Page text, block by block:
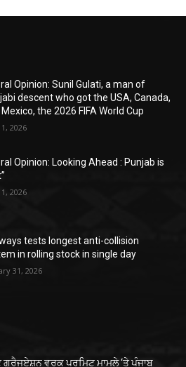
Opinion: Sunil Gulati, a man of
descent who got the USA, Canada,
the 2026 FIFA World Cup
2026
Opinion: Looking Ahead : Punjab is
2026
tests longest anti-collision
in rolling stock in single day
31, 2026
ਗ੍ਰੈਜੂਏਸ਼ਨ ਵਰਕ ਪਰਮਿਟ ਮਾਮਲੇ ‘ਤੇ ਪੰਜਾਬ